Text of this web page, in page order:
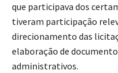
que participava dos
tiveram participação
direcionamento das
elaboração de
administrativos.